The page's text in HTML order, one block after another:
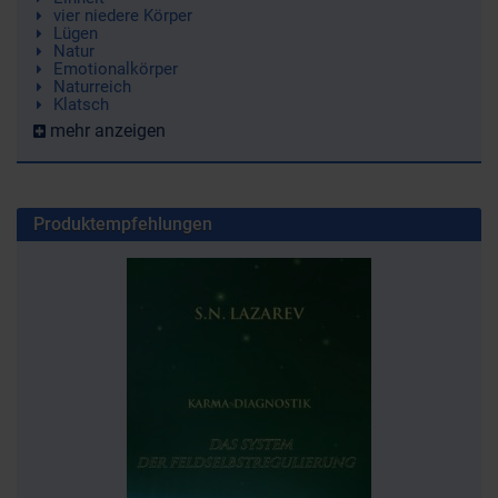
vier niedere Körper
Lügen
Natur
Emotionalkörper
Naturreich
Klatsch
mehr anzeigen
Produktempfehlungen